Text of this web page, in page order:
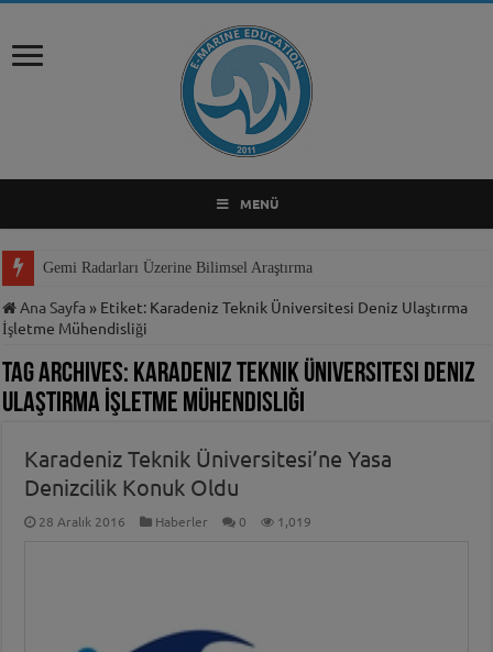
MENÜ
Gemi Radarları Üzerine Bilimsel Araştırma
Ana Sayfa » Etiket: Karadeniz Teknik Üniversitesi Deniz Ulaştırma
İşletme Mühendisliği
Tag Archives: Karadeniz Teknik Üniversitesi Deniz
Ulaştırma İşletme Mühendisliği
Karadeniz Teknik Üniversitesi’ne Yasa
Denizcilik Konuk Oldu
28 Aralık 2016 Haberler 0 1,019